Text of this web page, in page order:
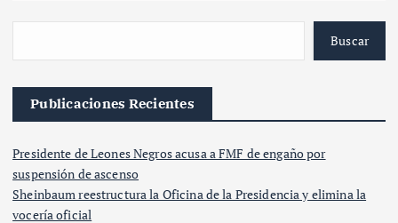
Buscar
Publicaciones Recientes
Presidente de Leones Negros acusa a FMF de engaño por
suspensión de ascenso
Sheinbaum reestructura la Oficina de la Presidencia y elimina la
vocería oficial